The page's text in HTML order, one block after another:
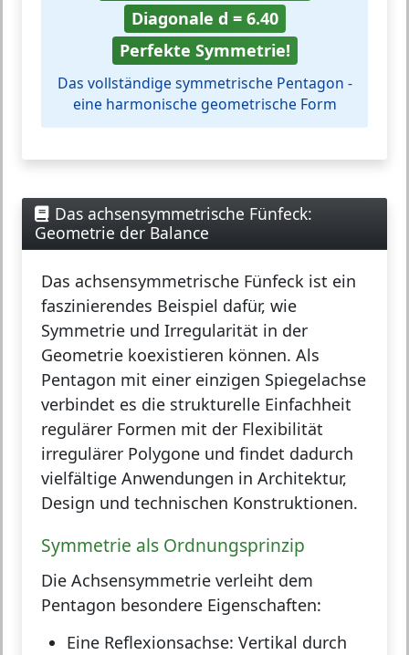
Diagonale d = 6.40
Perfekte Symmetrie!
Das vollständige symmetrische Pentagon -
eine harmonische geometrische Form
Das achsensymmetrische Fünfeck:
Geometrie der Balance
Das achsensymmetrische Fünfeck ist ein
faszinierendes Beispiel dafür, wie
Symmetrie und Irregularität in der
Geometrie koexistieren können. Als
Pentagon mit einer einzigen Spiegelachse
verbindet es die strukturelle Einfachheit
regulärer Formen mit der Flexibilität
irregulärer Polygone und findet dadurch
vielfältige Anwendungen in Architektur,
Design und technischen Konstruktionen.
Symmetrie als Ordnungsprinzip
Die Achsensymmetrie verleiht dem
Pentagon besondere Eigenschaften:
Eine Reflexionsachse: Vertikal durch